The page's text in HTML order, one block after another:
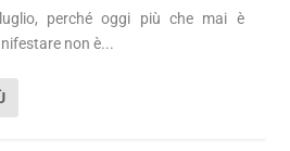
perché oggi più che mai è
non è...